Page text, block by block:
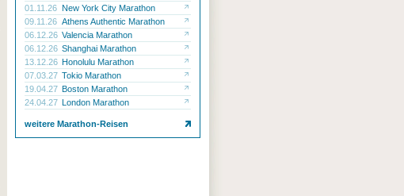
01.11.26 New York City Marathon
09.11.26 Athens Authentic Marathon
06.12.26 Valencia Marathon
06.12.26 Shanghai Marathon
13.12.26 Honolulu Marathon
07.03.27 Tokio Marathon
19.04.27 Boston Marathon
24.04.27 London Marathon
weitere Marathon-Reisen